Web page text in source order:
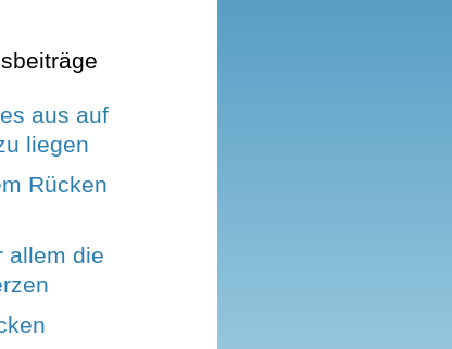
aus auf
liegen
Rücken
allem die